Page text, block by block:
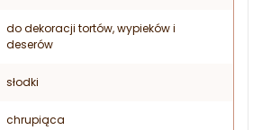
do dekoracji tortów, wypieków i
deserów
słodki
chrupiąca